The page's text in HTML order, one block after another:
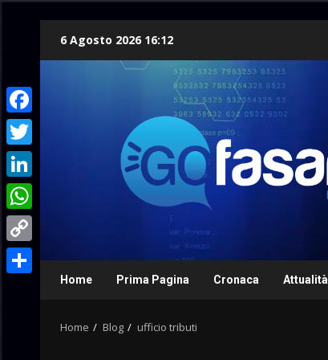
6 Agosto 2026 16:12
Home Prima Pagina Cronaca Attualità
Home Blog ufficio tributi
Facebook
Twitter
LinkedIn
WhatsApp
Copy